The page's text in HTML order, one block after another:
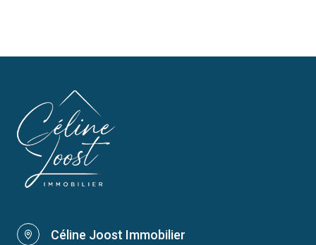
Céline Joost Immobilier